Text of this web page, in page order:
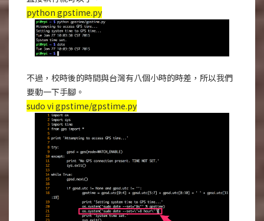
python gpstime.py
不過，校時後的時間與台灣有八個小時的時差，所以我們
要動一下手腳。
sudo vi gpstime/gpstime.py